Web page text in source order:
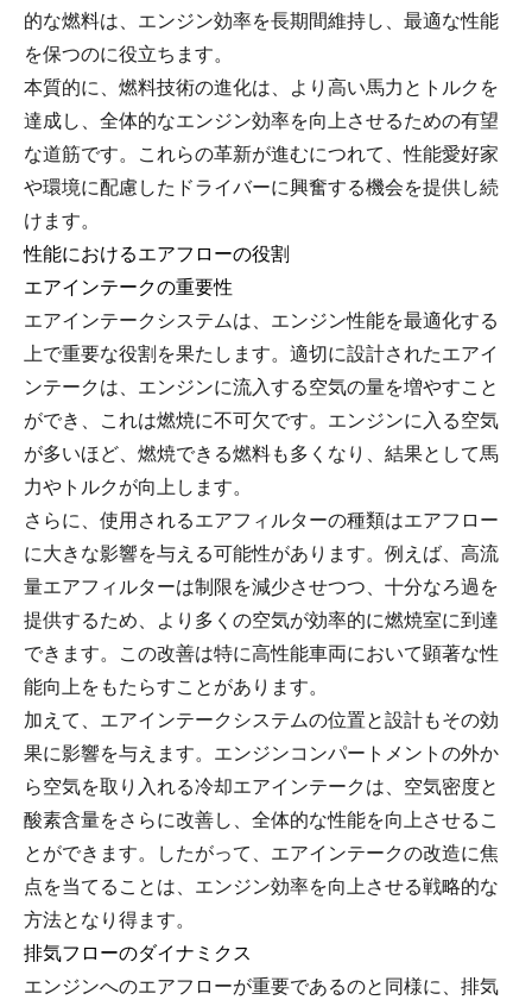
的な燃料は、エンジン効率を長期間維持し、最適な性能
を保つのに役立ちます。
本質的に、燃料技術の進化は、より高い馬力とトルクを
達成し、全体的なエンジン効率を向上させるための有望
な道筋です。これらの革新が進むにつれて、性能愛好家
や環境に配慮したドライバーに興奮する機会を提供し続
けます。
性能におけるエアフローの役割
エアインテークの重要性
エアインテークシステムは、エンジン性能を最適化する
上で重要な役割を果たします。適切に設計されたエアイ
ンテークは、エンジンに流入する空気の量を増やすこと
ができ、これは燃焼に不可欠です。エンジンに入る空気
が多いほど、燃焼できる燃料も多くなり、結果として馬
力やトルクが向上します。
さらに、使用されるエアフィルターの種類はエアフロー
に大きな影響を与える可能性があります。例えば、高流
量エアフィルターは制限を減少させつつ、十分なろ過を
提供するため、より多くの空気が効率的に燃焼室に到達
できます。この改善は特に高性能車両において顕著な性
能向上をもたらすことがあります。
加えて、エアインテークシステムの位置と設計もその効
果に影響を与えます。エンジンコンパートメントの外か
ら空気を取り入れる冷却エアインテークは、空気密度と
酸素含量をさらに改善し、全体的な性能を向上させるこ
とができます。したがって、エアインテークの改造に焦
点を当てることは、エンジン効率を向上させる戦略的な
方法となり得ます。
排気フローのダイナミクス
エンジンへのエアフローが重要であるのと同様に、排気